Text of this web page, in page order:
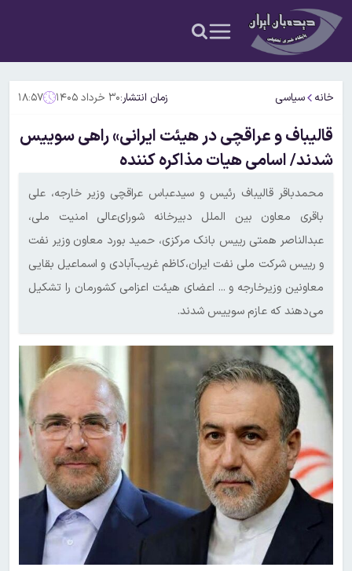
خانه سیاسی زمان انتشار:۳۰ خرداد ۱۴۰۵ ۱۸:۵۷
قالیباف و عراقچی در هیئت ایرانی» راهی سوییس
شدند/ اسامی هیات مذاکره کننده
محمدباقر قالیباف رئیس و سیدعباس عراقچی وزیر خارجه، علی
باقری معاون بین الملل دبیرخانه شورای‌عالی امنیت ملی،
عبدالناصر همتی رییس بانک مرکزی، حمید بورد معاون وزیر نفت
و رییس شرکت ملی نفت ایران،کاظم غریب‌آبادی و اسماعیل بقایی
معاونین وزیرخارجه و ... اعضای هیئت اعزامی کشورمان را تشکیل
می‌دهند که عازم سوییس شدند.